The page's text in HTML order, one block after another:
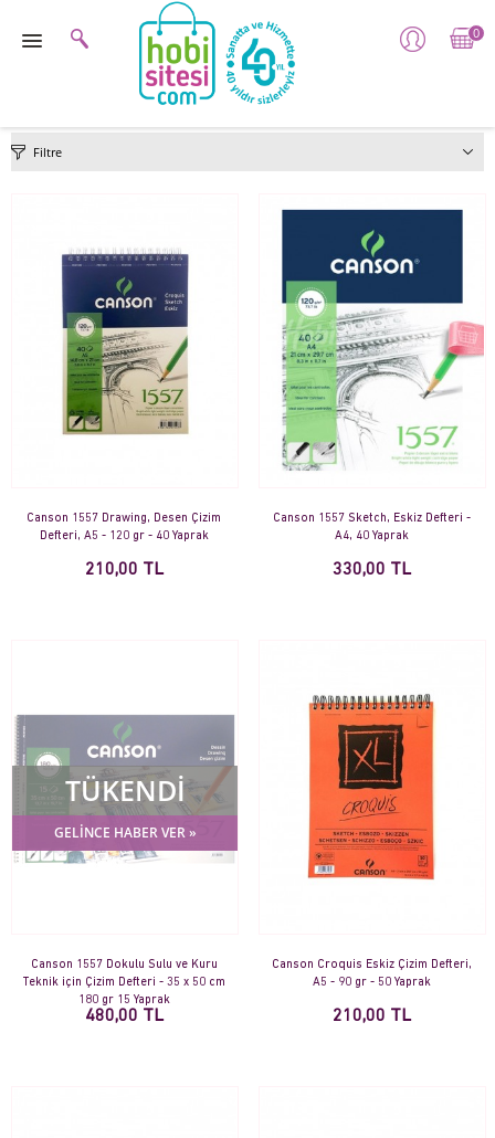
0
Filtre
Canson 1557 Drawing, Desen Çizim
Defteri, A5 - 120 gr - 40 Yaprak
210,00 TL
Canson 1557 Sketch, Eskiz Defteri -
A4, 40 Yaprak
330,00 TL
TÜKENDİ
GELİNCE HABER VER »
Canson 1557 Dokulu Sulu ve Kuru
Teknik için Çizim Defteri - 35 x 50 cm
180 gr 15 Yaprak
480,00 TL
Canson Croquis Eskiz Çizim Defteri,
A5 - 90 gr - 50 Yaprak
210,00 TL